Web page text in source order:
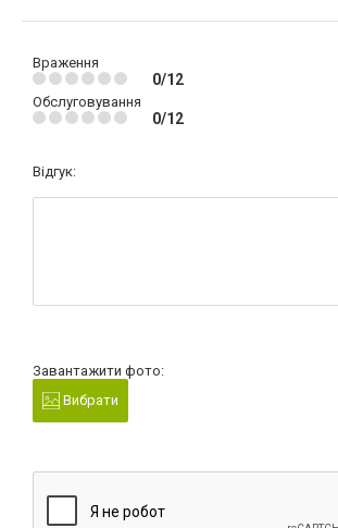
Враження
0/12
Обслуговування
0/12
Відгук:
Завантажити фото:
Вибрати